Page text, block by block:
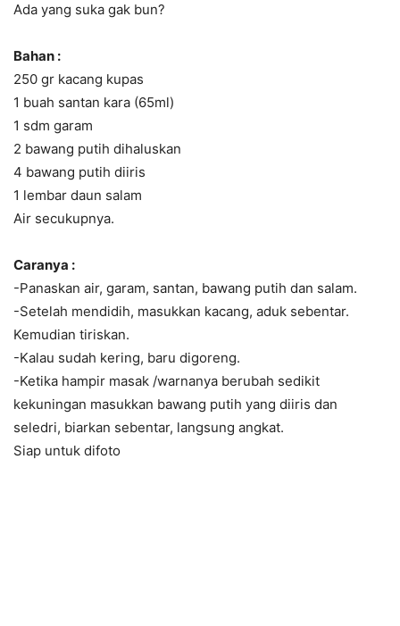
Ada yang suka gak bun?
Bahan :
250 gr kacang kupas
1 buah santan kara (65ml)
1 sdm garam
2 bawang putih dihaluskan
4 bawang putih diiris
1 lembar daun salam
Air secukupnya.
Caranya :
-Panaskan air, garam, santan, bawang putih dan salam.
-Setelah mendidih, masukkan kacang, aduk sebentar.
Kemudian tiriskan.
-Kalau sudah kering, baru digoreng.
-Ketika hampir masak /warnanya berubah sedikit
kekuningan masukkan bawang putih yang diiris dan
seledri, biarkan sebentar, langsung angkat.
Siap untuk difoto